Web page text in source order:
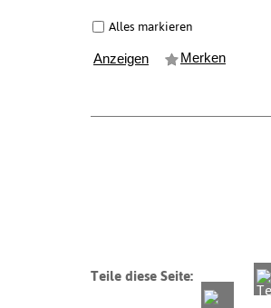
Alles markieren
Anzeigen Merken
Teile diese Seite: